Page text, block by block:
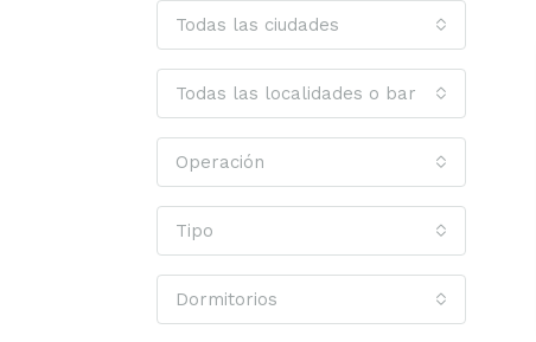
Todas las ciudades
Todas las localidades o barrios
Operación
Tipo
Dormitorios